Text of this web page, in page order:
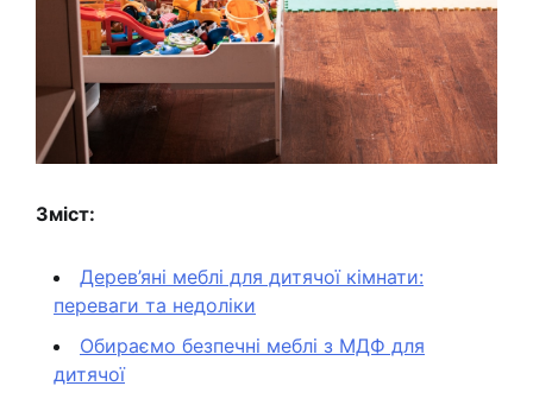
Зміст:
Дерев’яні меблі для дитячої кімнати:
переваги та недоліки
Обираємо безпечні меблі з МДФ для
дитячої